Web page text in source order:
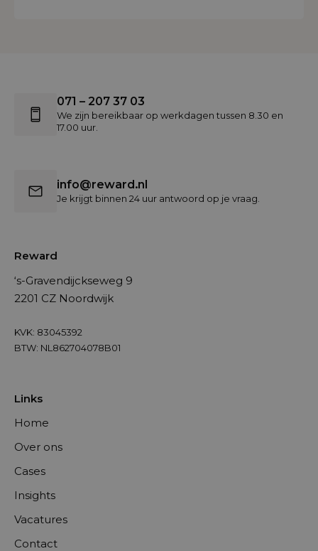
071 – 207 37 03
We zijn bereikbaar op werkdagen tussen 8.30 en
17.00 uur.
info@reward.nl
Je krijgt binnen 24 uur antwoord op je vraag.
Reward
‘s-Gravendijckseweg 9
2201 CZ Noordwijk
KVK: 83045392
BTW: NL862704078B01
Links
Home
Over ons
Cases
Insights
Vacatures
Contact